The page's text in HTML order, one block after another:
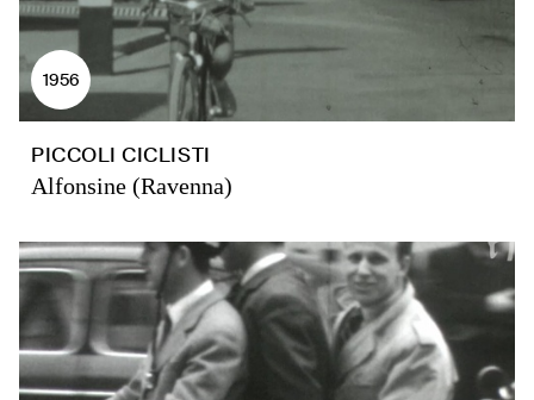
1956
PICCOLI CICLISTI
Alfonsine (Ravenna)